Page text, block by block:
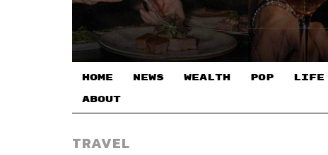
HOME NEWS WEALTH POP LIFE
ABOUT
TRAVEL